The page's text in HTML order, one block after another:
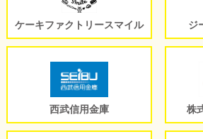
ケーキファクトリースマイル ジ
西武信用金庫 株